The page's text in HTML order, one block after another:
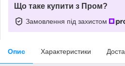
Що таке купити з Пром?
Замовлення під захистом
Опис Характеристики